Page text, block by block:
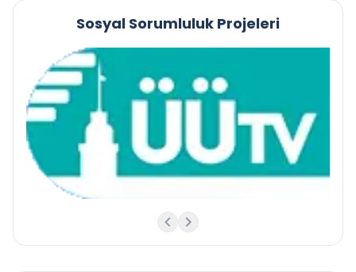
Sosyal Sorumluluk Projeleri